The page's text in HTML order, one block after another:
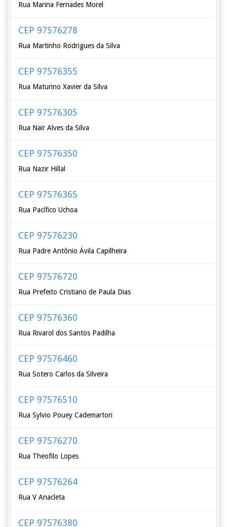
Rua Marina Fernades Morel
CEP 97576278
Rua Martinho Rodrigues da Silva
CEP 97576355
Rua Maturino Xavier da Silva
CEP 97576305
Rua Nair Alves da Silva
CEP 97576350
Rua Nazir Hillal
CEP 97576365
Rua Pacífico Uchoa
CEP 97576230
Rua Padre Antônio Ávila Capilheira
CEP 97576720
Rua Prefeito Cristiano de Paula Dias
CEP 97576360
Rua Rivarol dos Santos Padilha
CEP 97576460
Rua Sotero Carlos da Silveira
CEP 97576510
Rua Sylvio Pouey Cademartori
CEP 97576270
Rua Theofilo Lopes
CEP 97576264
Rua V Anacleta
CEP 97576380